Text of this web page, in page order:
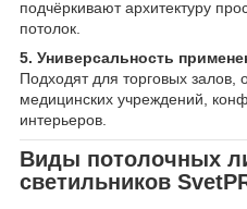
подчёркивают архитектуру
потолок.
5. Универсальность
Подходят для торговых залов,
медицинских учреждений,
интерьеров.
Виды потолочных
светильников